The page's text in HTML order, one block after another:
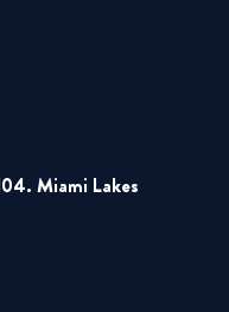
Miami Lakes